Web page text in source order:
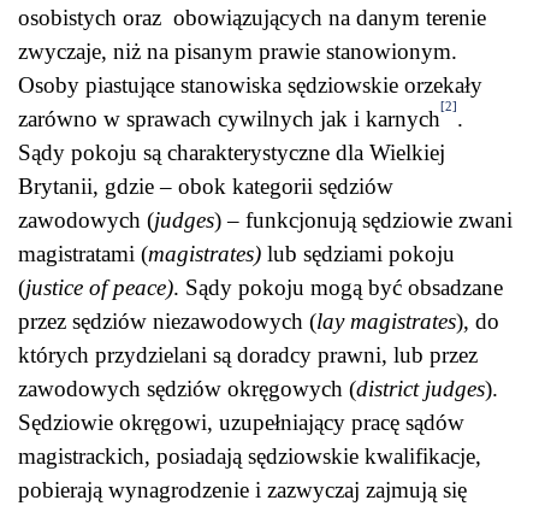
osobistych oraz obowiązujących na danym terenie
zwyczaje, niż na pisanym prawie stanowionym.
Osoby piastujące stanowiska sędziowskie orzekały
zarówno w sprawach cywilnych jak i karnych[2].
Sądy pokoju są charakterystyczne dla Wielkiej
Brytanii, gdzie – obok kategorii sędziów
zawodowych (judges) – funkcjonują sędziowie zwani
magistratami (magistrates) lub sędziami pokoju
(justice of peace). Sądy pokoju mogą być obsadzane
przez sędziów niezawodowych (lay magistrates), do
których przydzielani są doradcy prawni, lub przez
zawodowych sędziów okręgowych (district judges).
Sędziowie okręgowi, uzupełniający pracę sądów
magistrackich, posiadają sędziowskie kwalifikacje,
pobierają wynagrodzenie i zazwyczaj zajmują się